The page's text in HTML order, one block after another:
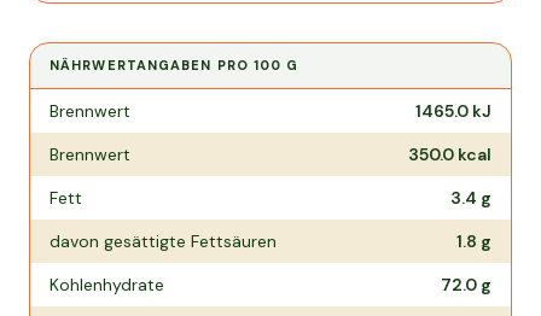
NÄHRWERTANGABEN PRO100 G
Nährwertangaben pro
Brennwert 1465.0 kJ
Brennwert
350.0 kcal
Fett
3.4 g
davon gesättigte Fettsäuren
1.8 g
Kohlenhydrate
72.0 g